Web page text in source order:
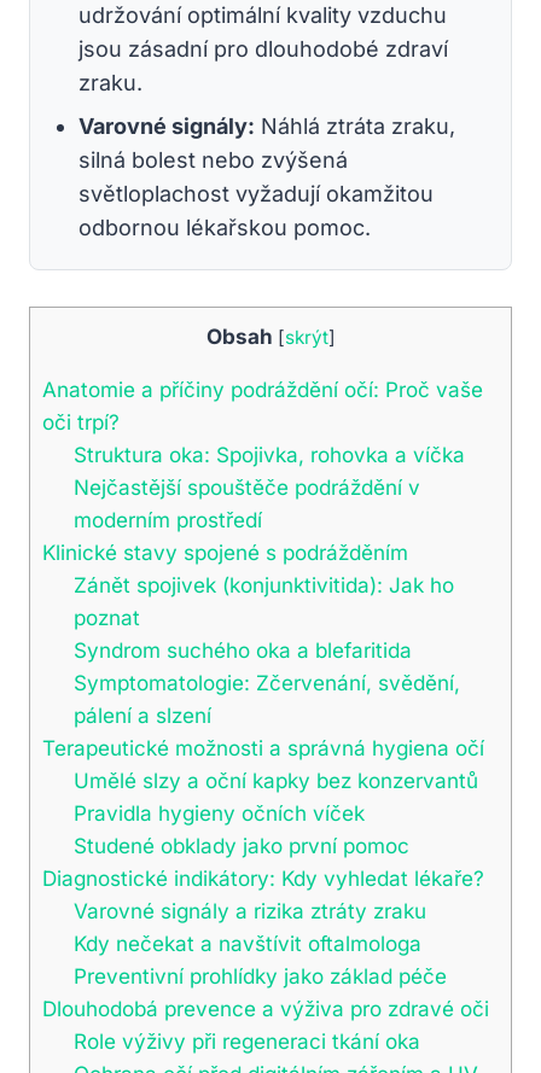
udržování optimální kvality vzduchu
jsou zásadní pro dlouhodobé zdraví
zraku.
Varovné signály: Náhlá ztráta zraku,
silná bolest nebo zvýšená
světloplachost vyžadují okamžitou
odbornou lékařskou pomoc.
Obsah [skrýt]
Anatomie a příčiny podráždění očí: Proč vaše
oči trpí?
Struktura oka: Spojivka, rohovka a víčka
Nejčastější spouštěče podráždění v
moderním prostředí
Klinické stavy spojené s podrážděním
Zánět spojivek (konjunktivitida): Jak ho
poznat
Syndrom suchého oka a blefaritida
Symptomatologie: Zčervenání, svědění,
pálení a slzení
Terapeutické možnosti a správná hygiena očí
Umělé slzy a oční kapky bez konzervantů
Pravidla hygieny očních víček
Studené obklady jako první pomoc
Diagnostické indikátory: Kdy vyhledat lékaře?
Varovné signály a rizika ztráty zraku
Kdy nečekat a navštívit oftalmologa
Preventivní prohlídky jako základ péče
Dlouhodobá prevence a výživa pro zdravé oči
Role výživy při regeneraci tkání oka